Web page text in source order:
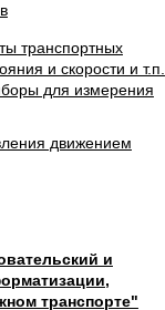
транспортных
и скорости и т.п.
для измерения
движением
и
транспорте"